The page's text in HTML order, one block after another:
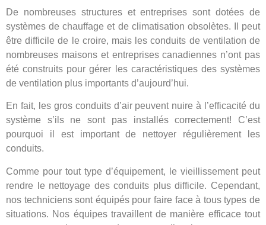
De nombreuses structures et entreprises sont dotées de
systèmes de chauffage et de climatisation obsolètes. Il peut
être difficile de le croire, mais les conduits de ventilation de
nombreuses maisons et entreprises canadiennes n’ont pas
été construits pour gérer les caractéristiques des systèmes
de ventilation plus importants d’aujourd’hui.
En fait, les gros conduits d’air peuvent nuire à l’efficacité du
système s’ils ne sont pas installés correctement! C’est
pourquoi il est important de nettoyer régulièrement les
conduits.
Comme pour tout type d’équipement, le vieillissement peut
rendre le nettoyage des conduits plus difficile. Cependant,
nos techniciens sont équipés pour faire face à tous types de
situations. Nos équipes travaillent de manière efficace tout